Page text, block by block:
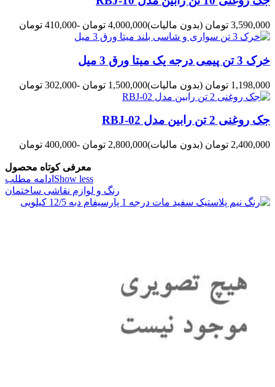
3,590,000 تومان (بدون مالیات)4,000,000 تومان -410,000 تومان
خرک 3 تن پیمی درجه یک میتا ورق 3 میل
1,198,000 تومان (بدون مالیات)1,500,000 تومان -302,000 تومان
جک روغنی 2 تن رابین مدل RBJ-02
2,400,000 تومان (بدون مالیات)2,800,000 تومان -400,000 تومان
معرفی کوتاه محصول
ادامه مطلب Show less
رنگ و لوازم نقاشی ساختمان